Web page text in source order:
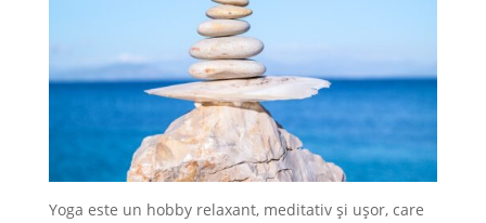
Yoga este un hobby relaxant, meditativ și ușor, care